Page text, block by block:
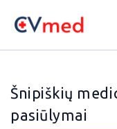
Šnipiškių
pasiūlymai